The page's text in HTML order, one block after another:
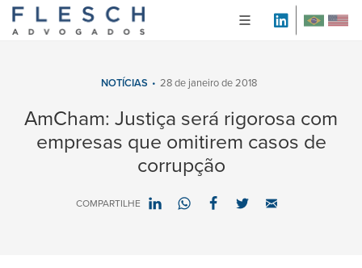
NOTÍCIAS 28 de janeiro de 2018
AmCham: Justiça será rigorosa com
empresas que omitirem casos de
corrupção
COMPARTILHE